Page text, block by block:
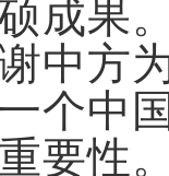
中方
个中
要性